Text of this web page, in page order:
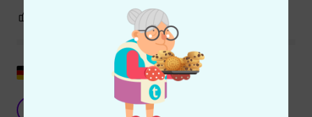
ANMÄL RECENSION
Bra nybörjarbåge